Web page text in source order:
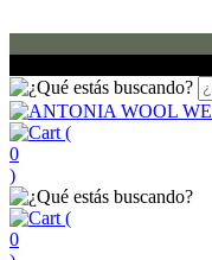
(
0
)
(
0